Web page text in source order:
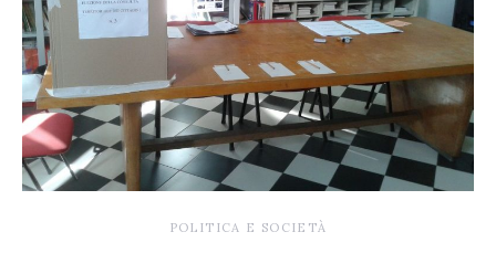
POLITICA E SOCIETÀ